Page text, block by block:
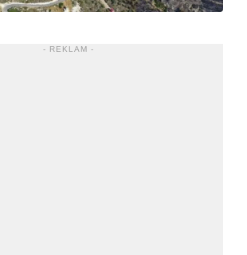
- REKLAM -